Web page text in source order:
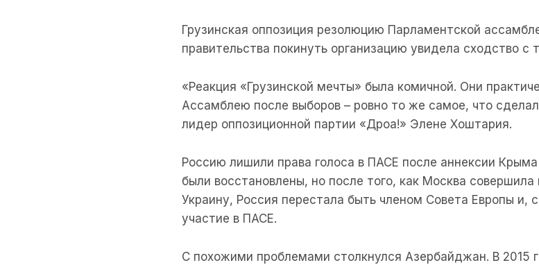
Грузинская оппозиция резолюцию Парламентской
правительства покинуть организацию увидела сходство с
«Реакция «Грузинской мечты» была комичной. Они
Ассамблею после выборов – ровно то же самое, что
лидер оппозиционной партии «Дроа!» Элене Хоштария.
Россию лишили права голоса в ПАСЕ после аннексии
были восстановлены, но после того, как Москва
Украину, Россия перестала быть членом Совета Европы и,
участие в ПАСЕ.
С похожими проблемами столкнулся Азербайджан. В 2015